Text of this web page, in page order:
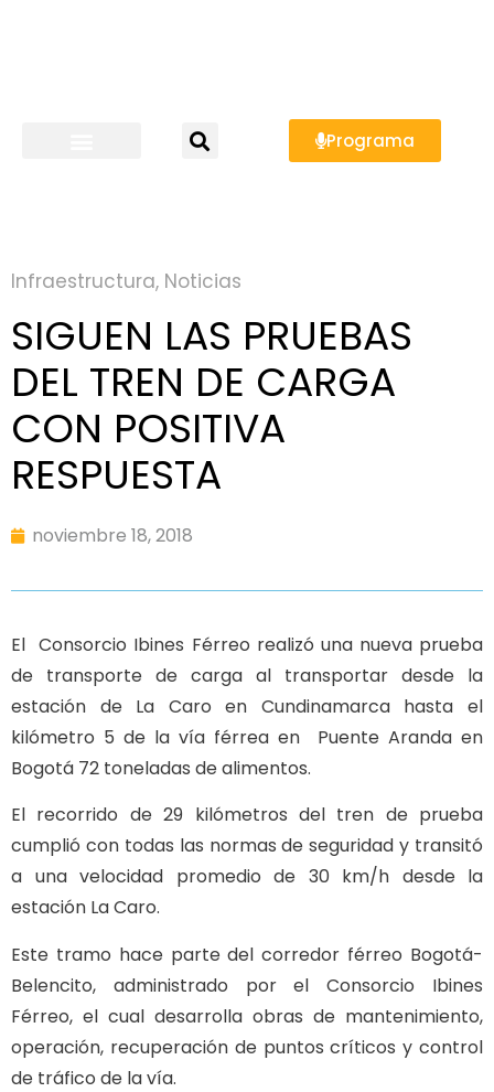
Programa
Infraestructura, Noticias
SIGUEN LAS PRUEBAS
DEL TREN DE CARGA
CON POSITIVA
RESPUESTA
noviembre 18, 2018
El Consorcio Ibines Férreo realizó una nueva prueba
de transporte de carga al transportar desde la
estación de La Caro en Cundinamarca hasta el
kilómetro 5 de la vía férrea en Puente Aranda en
Bogotá 72 toneladas de alimentos.
El recorrido de 29 kilómetros del tren de prueba
cumplió con todas las normas de seguridad y transitó
a una velocidad promedio de 30 km/h desde la
estación La Caro.
Este tramo hace parte del corredor férreo Bogotá-
Belencito, administrado por el Consorcio Ibines
Férreo, el cual desarrolla obras de mantenimiento,
operación, recuperación de puntos críticos y control
de tráfico de la vía.